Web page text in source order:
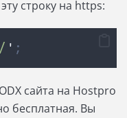
строку на https:
' ;
сайта на Hostpro
бесплатная. Вы